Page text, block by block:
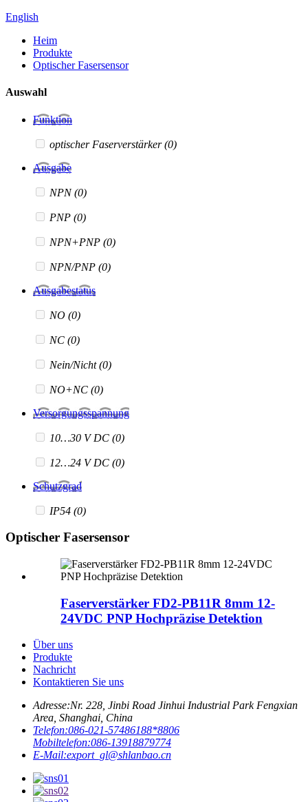
English
Heim
Produkte
Optischer Fasersensor
Auswahl
Funktion
optischer Faserverstärker (0)
Ausgabe
NPN (0)
PNP (0)
NPN+PNP (0)
NPN/PNP (0)
Ausgabestatus
NO (0)
NC (0)
Nein/Nicht (0)
NO+NC (0)
Versorgungsspannung
10…30 V DC (0)
12…24 V DC (0)
Schutzgrad
IP54 (0)
Optischer Fasersensor
Faserverstärker FD2-PB11R 8mm 12-
24VDC PNP Hochpräzise Detektion
Über uns
Produkte
Nachricht
Kontaktieren Sie uns
Adresse:Nr. 228, Jinbi Road Jinhui Industrial Park Fengxian
Area, Shanghai, China
Telefon:086-021-57486188*8806
Mobiltelefon:086-13918879774
E-Mail:export_gl@shlanbao.cn